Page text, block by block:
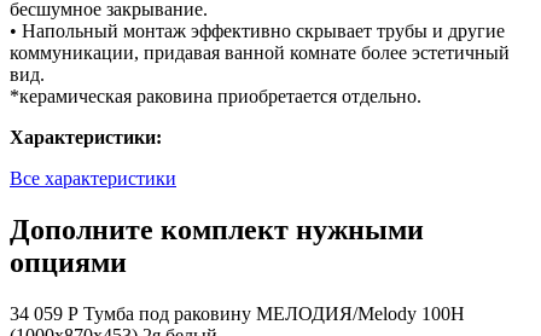
бесшумное закрывание.
• Напольный монтаж эффективно скрывает трубы и другие
коммуникации, придавая ванной комнате более эстетичный
вид.
*керамическая раковина приобретается отдельно.
Характеристики:
Все характеристики
Дополните комплект нужными
опциями
34 059 Р Тумба под раковину МЕЛОДИЯ/Melody 100Н